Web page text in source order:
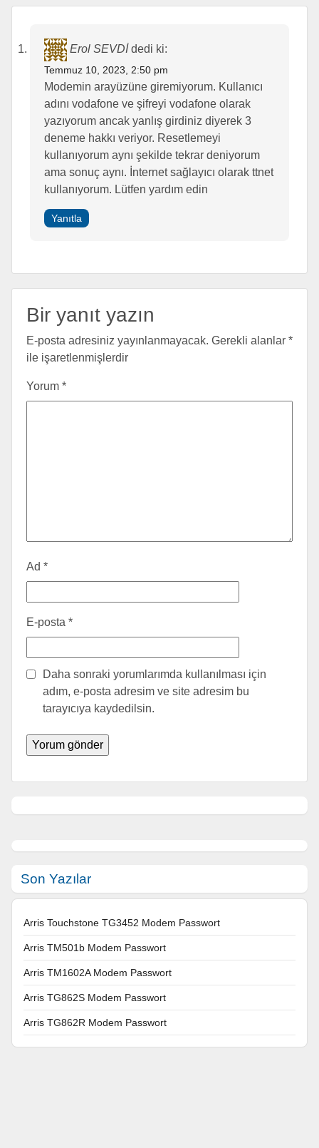
Erol SEVDİ dedi ki:
Temmuz 10, 2023, 2:50 pm
Modemin arayüzüne giremiyorum. Kullanıcı
adını vodafone ve şifreyi vodafone olarak
yazıyorum ancak yanlış girdiniz diyerek 3
deneme hakkı veriyor. Resetlemeyi
kullanıyorum aynı şekilde tekrar deniyorum
ama sonuç aynı. İnternet sağlayıcı olarak ttnet
kullanıyorum. Lütfen yardım edin
Yanıtla
Bir yanıt yazın
E-posta adresiniz yayınlanmayacak. Gerekli alanlar *
ile işaretlenmişlerdir
Yorum *
Ad *
E-posta *
Daha sonraki yorumlarımda kullanılması için
adım, e-posta adresim ve site adresim bu
tarayıcıya kaydedilsin.
Son Yazılar
Arris Touchstone TG3452 Modem Passwort
Arris TM501b Modem Passwort
Arris TM1602A Modem Passwort
Arris TG862S Modem Passwort
Arris TG862R Modem Passwort